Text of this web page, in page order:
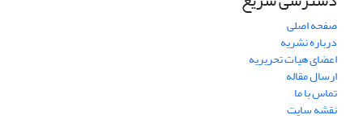
صفحه اصلی
درباره نشریه
اعضای هیات تحریریه
ارسال مقاله
تماس با ما
نقشه سایت